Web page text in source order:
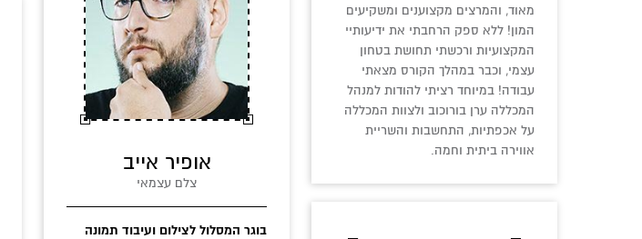
מאוד, והמרצים מקצוענים ומשקיעים
המון! ללא ספק הרחבתי את ידיעותיי
המקצועיות ורכשתי תחושת בטחון
עצמי, וכבר במהלך הקורס מצאתי
עבודה! במיוחד רציתי להודות למנהל
המכללה ערן בורוכוב ולצוות המכללה
על אכפתיות, התחשבות והשריית
אווירה ביתית וחמה.
אופיר אייב
צלם עצמאי
בוגר המסלול לצילום ועיבוד תמונה